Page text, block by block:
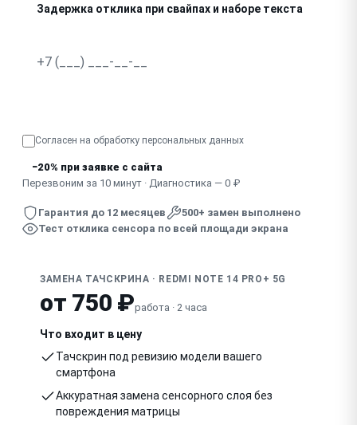
Задержка отклика при свайпах и наборе текста
Согласен на обработку персональных данных
−20% при заявке с сайта
Перезвоним за 10 минут · Диагностика — 0 ₽
Гарантия до 12 месяцев
500+ замен выполнено
Тест отклика сенсора по всей площади экрана
ЗАМЕНА ТАЧСКРИНА · REDMI NOTE 14 PRO+ 5G
от 750 ₽работа · 2 часа
Что входит в цену
Тачскрин под ревизию модели вашего
смартфона
Аккуратная замена сенсорного слоя без
повреждения матрицы